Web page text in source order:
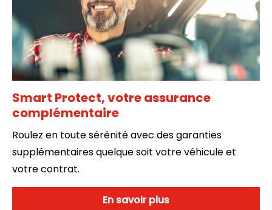
Smart Protect, votre assurance
complémentaire
Roulez en toute sérénité avec des garanties
supplémentaires quelque soit votre véhicule et
votre contrat.
En savoir plus